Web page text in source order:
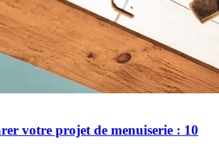
votre projet de menuiserie : 10